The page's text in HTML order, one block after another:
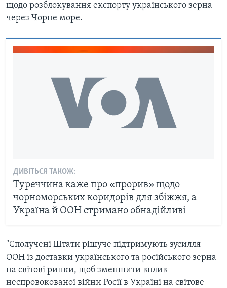
щодо розблокування експорту українського зерна
через Чорне море.
ДИВІТЬСЯ ТАКОЖ:
Туреччина каже про «прорив» щодо
чорноморських коридорів для збіжжя, а
Україна й ООН стримано обнадійливі
"Сполучені Штати рішуче підтримують зусилля
ООН із доставки українського та російського зерна
на світові ринки, щоб зменшити вплив
неспровокованої війни Росії в Україні на світове